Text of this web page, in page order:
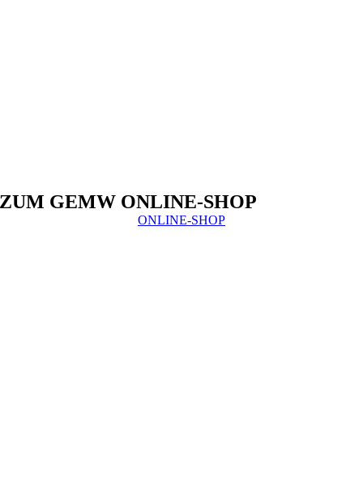
ZUM GEMW ONLINE-SHOP
ONLINE-SHOP